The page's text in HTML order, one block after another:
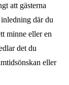
att gästerna
där du
minne eller en
det du
eller